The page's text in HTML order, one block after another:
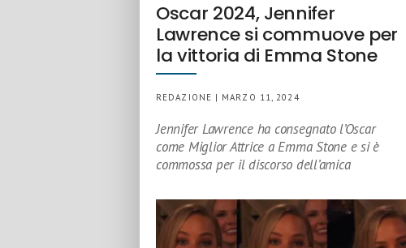
Oscar 2024, Jennifer
Lawrence si commuove per
la vittoria di Emma Stone
REDAZIONE | MARZO 11, 2024
Jennifer Lawrence ha consegnato l’Oscar
come Miglior Attrice a Emma Stone e si è
commossa per il discorso dell’amica